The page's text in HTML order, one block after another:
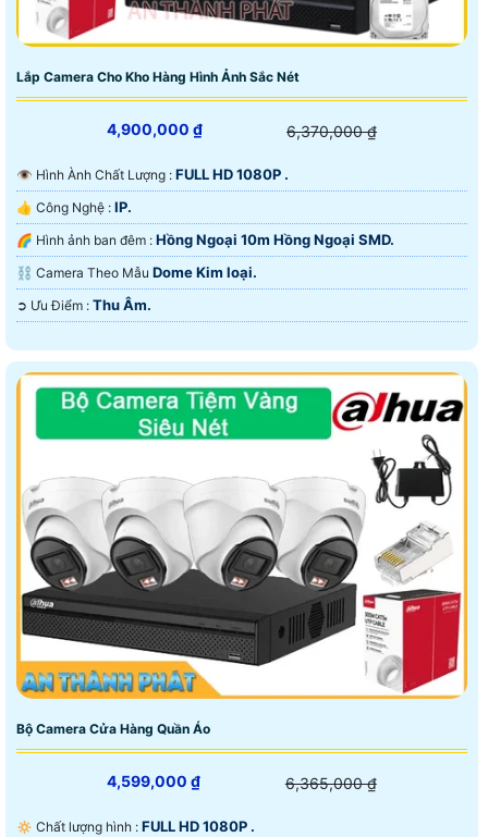
Lắp Camera Cho Kho Hàng Hình Ảnh Sắc Nét
4,900,000 ₫ 6,370,000 ₫
👁 Hình Ành Chất Lượng : FULL HD 1080P .
👍 Công Nghệ : IP.
🌈 Hình ảnh ban đêm : Hồng Ngoại 10m Hồng Ngoại SMD.
⛓ Camera Theo Mẫu Dome Kim loại.
️➲ Ưu Điểm : Thu Âm.
Bộ Camera Cửa Hàng Quần Áo
4,599,000 ₫ 6,365,000 ₫
🔅 Chất lượng hình : FULL HD 1080P .